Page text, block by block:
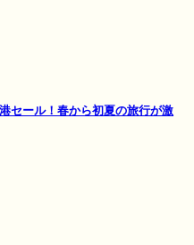
セール！春から初夏の旅行が激